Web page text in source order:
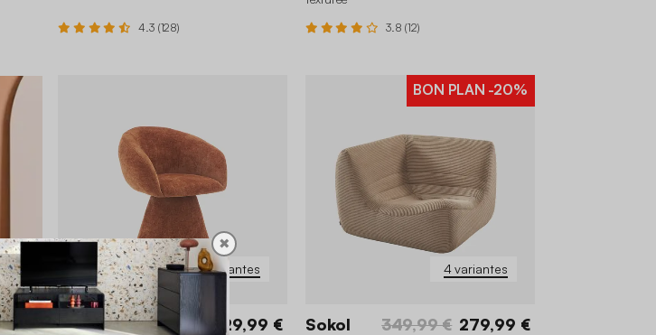
+2
4.3 (128) 3.8 (12)
4 variantes
Assia 129,99 €
4 variantes
BON PLAN -20%
Sokol 349,99 € 279,99 €
✖